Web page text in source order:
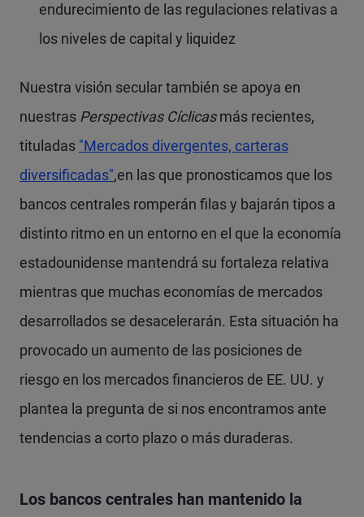
endurecimiento de las regulaciones relativas a
los niveles de capital y liquidez
Nuestra visión secular también se apoya en
nuestras Perspectivas Cíclicasmás recientes,
tituladas "Mercados divergentes, carteras
diversificadas",en las que pronosticamos que los
bancos centrales romperán filas y bajarán tipos a
distinto ritmo en un entorno en el que la economía
estadounidense mantendrá su fortaleza relativa
mientras que muchas economías de mercados
desarrollados se desacelerarán. Esta situación ha
provocado un aumento de las posiciones de
riesgo en los mercados financieros de EE. UU. y
plantea la pregunta de si nos encontramos ante
tendencias a corto plazo o más duraderas.
Los bancos centrales han mantenido la